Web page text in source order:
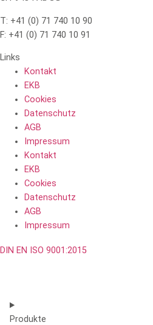
T: +41 (0) 71 740 10 90
F: +41 (0) 71 740 10 91
Links
Kontakt
EKB
Cookies
Datenschutz
AGB
Impressum
Kontakt
EKB
Cookies
Datenschutz
AGB
Impressum
DIN EN ISO 9001:2015
Produkte